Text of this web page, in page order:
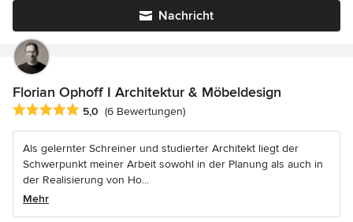
Nachricht
Florian Ophoff I Architektur & Möbeldesign
Durchschnittliche Bewertung: 5 von 5 Sternen
5,0 (6 Bewertungen)
Als gelernter Schreiner und studierter Architekt liegt der
Schwerpunkt meiner Arbeit sowohl in der Planung als auch in
der Realisierung von Ho...
Mehr